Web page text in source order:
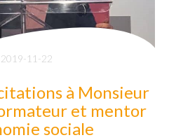
2019-11-22
à Monsieur
et mentor
sociale